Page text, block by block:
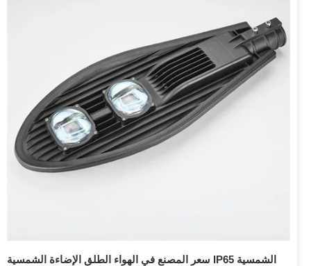
سعر المصنع في الهواء الطلق الإضاءة الشمسية IP65 الشمسية